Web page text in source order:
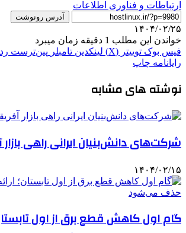
ارتباطات و فناوری اطلاعات
آدرس رونوشت
۱۴۰۴/۰۲/۲۵
خواندن این مطلب 1 دقیقه زمان میبرد
فیس بوک توییتر (X) لینکدین ‫تامبلر ‫پین‌ترست
رایانامه چاپ
نوشته های مشابه
شرکت‌های دانش‌بنیان ایرانی راهی
۱۴۰۴/۰۲/۱۵
گام اول کاهش قطع برق از اول